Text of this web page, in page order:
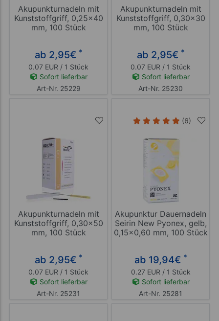
Akupunkturnadeln mit
Kunststoffgriff, 0,25x40
mm, 100 Stück
ab 2,95€ *
0.07 EUR / 1 Stück
Sofort lieferbar
Art-Nr. 25229
Akupunkturnadeln mit
Kunststoffgriff, 0,30x30
mm, 100 Stück
ab 2,95€ *
0.07 EUR / 1 Stück
Sofort lieferbar
Art-Nr. 25230
Akupunkturnadeln mit
Kunststoffgriff, 0,30x50
mm, 100 Stück
ab 2,95€ *
0.07 EUR / 1 Stück
Sofort lieferbar
Art-Nr. 25231
(6)
Akupunktur Dauernadeln
Seirin New Pyonex, gelb,
0,15x0,60 mm, 100 Stück
ab 19,94€ *
0.27 EUR / 1 Stück
Sofort lieferbar
Art-Nr. 25281